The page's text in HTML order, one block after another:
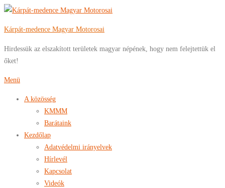
Tovább
tartalomhoz
Kárpát-medence Magyar Motorosai
Hirdessük az elszakított területek magyar népének, hogy nem felejtettük el
őket!
Menü
A közösség
KMMM
Barátaink
Kezdőlap
Adatvédelmi irányelvek
Hírlevél
Kapcsolat
Videók